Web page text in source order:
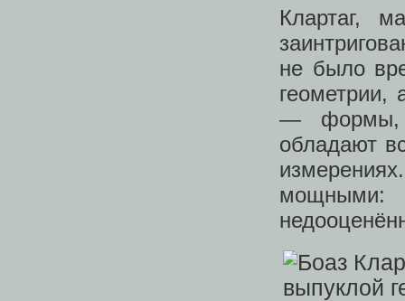
Клартаг,
не было
геометрии,
— формы,
обладают
мощными: